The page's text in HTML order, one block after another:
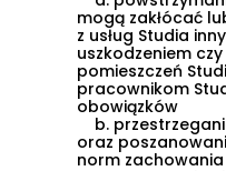
mogą zakłócać
z usług Studia
uszkodzeniem
pomieszczeń
pracownikom
obowiązków
b.
oraz
norm zachowania